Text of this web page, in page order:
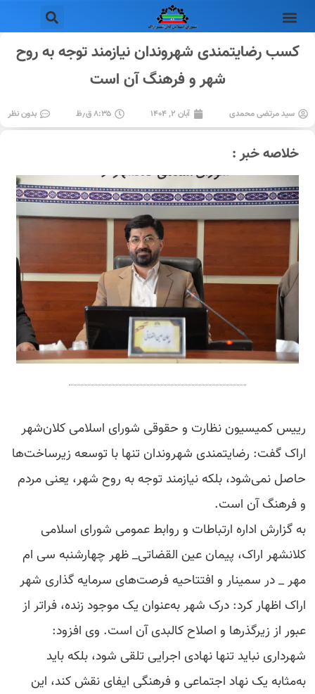
کسب رضایتمندی شهروندان نیازمند توجه به روح
شهر و فرهنگ آن است
سید مرتضی محمدی آبان ۲, ۱۴۰۴ ۸:۳۵ ق٫ظ بدون نظر
خلاصه خبر :
رییس کمیسیون نظارت و حقوقی شورای اسلامی کلان‌شهر
اراک گفت: رضایتمندی شهروندان تنها با توسعه زیرساخت‌ها
حاصل نمی‌شود، بلکه نیازمند توجه به روح شهر، یعنی مردم
و فرهنگ آن است.
به گزارش اداره ارتباطات و روابط عمومی شورای اسلامی
کلانشهر اراک، پیمان عین القضاتی_ ظهر چهارشنبه سی ام
مهر _ در سمینار و افتتاحیه فرصت‌های سرمایه گذاری شهر
اراک اظهار کرد: درک شهر به‌عنوان یک موجود زنده، فراتر از
عبور از زیرگذرها و اصلاح کالبدی آن است. وی افزود:
شهرداری نباید تنها نهادی اجرایی تلقی شود، بلکه باید
به‌مثابه یک نهاد اجتماعی و فرهنگی ایفای نقش کند، این